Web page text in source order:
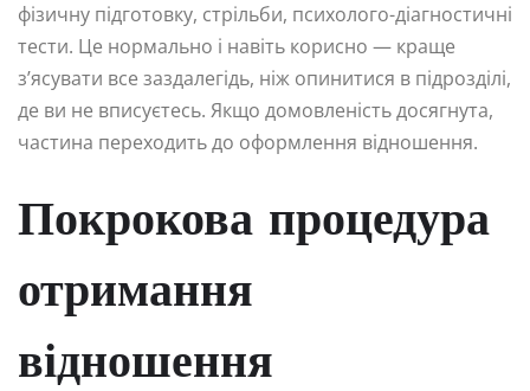
фізичну підготовку, стрільби, психолого-діагностичні
тести. Це нормально і навіть корисно — краще
з’ясувати все заздалегідь, ніж опинитися в підрозділі,
де ви не вписуєтесь. Якщо домовленість досягнута,
частина переходить до оформлення відношення.
Покрокова процедура
отримання
відношення